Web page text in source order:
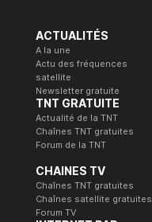
ACTUALITÉS
A la une
Actu des fréquences
satellite
Newsletter gratuite
TNT GRATUITE
Actualité de la TNT
Chaînes TNT gratuites
Forum de la TNT
CHAINES TV
Chaînes TNT gratuites
Chaînes satellite gratuites
Forum TV